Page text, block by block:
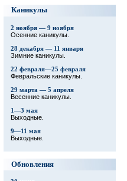
Каникулы
2 ноября — 9 ноября
Осенние каникулы.
28 декабря — 11 января
Зимние каникулы.
22 февраля—25 февраля
Февральские каникулы.
29 марта — 5 апреля
Весенние каникулы.
1—3 мая
Выходные.
9—11 мая
Выходные.
Обновления